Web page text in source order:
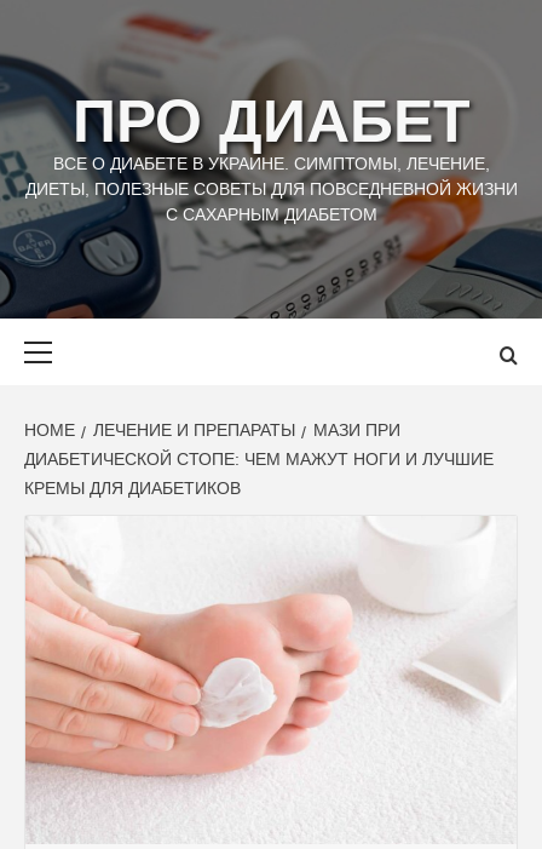
content
ПРО ДИАБЕТ
ВСЕ О ДИАБЕТЕ В УКРАИНЕ. СИМПТОМЫ, ЛЕЧЕНИЕ,
ДИЕТЫ, ПОЛЕЗНЫЕ СОВЕТЫ ДЛЯ ПОВСЕДНЕВНОЙ ЖИЗНИ
С САХАРНЫМ ДИАБЕТОМ
HOME ЛЕЧЕНИЕ И ПРЕПАРАТЫ
МАЗИ ПРИ
ДИАБЕТИЧЕСКОЙ СТОПЕ: ЧЕМ МАЖУТ НОГИ И ЛУЧШИЕ
КРЕМЫ ДЛЯ ДИАБЕТИКОВ